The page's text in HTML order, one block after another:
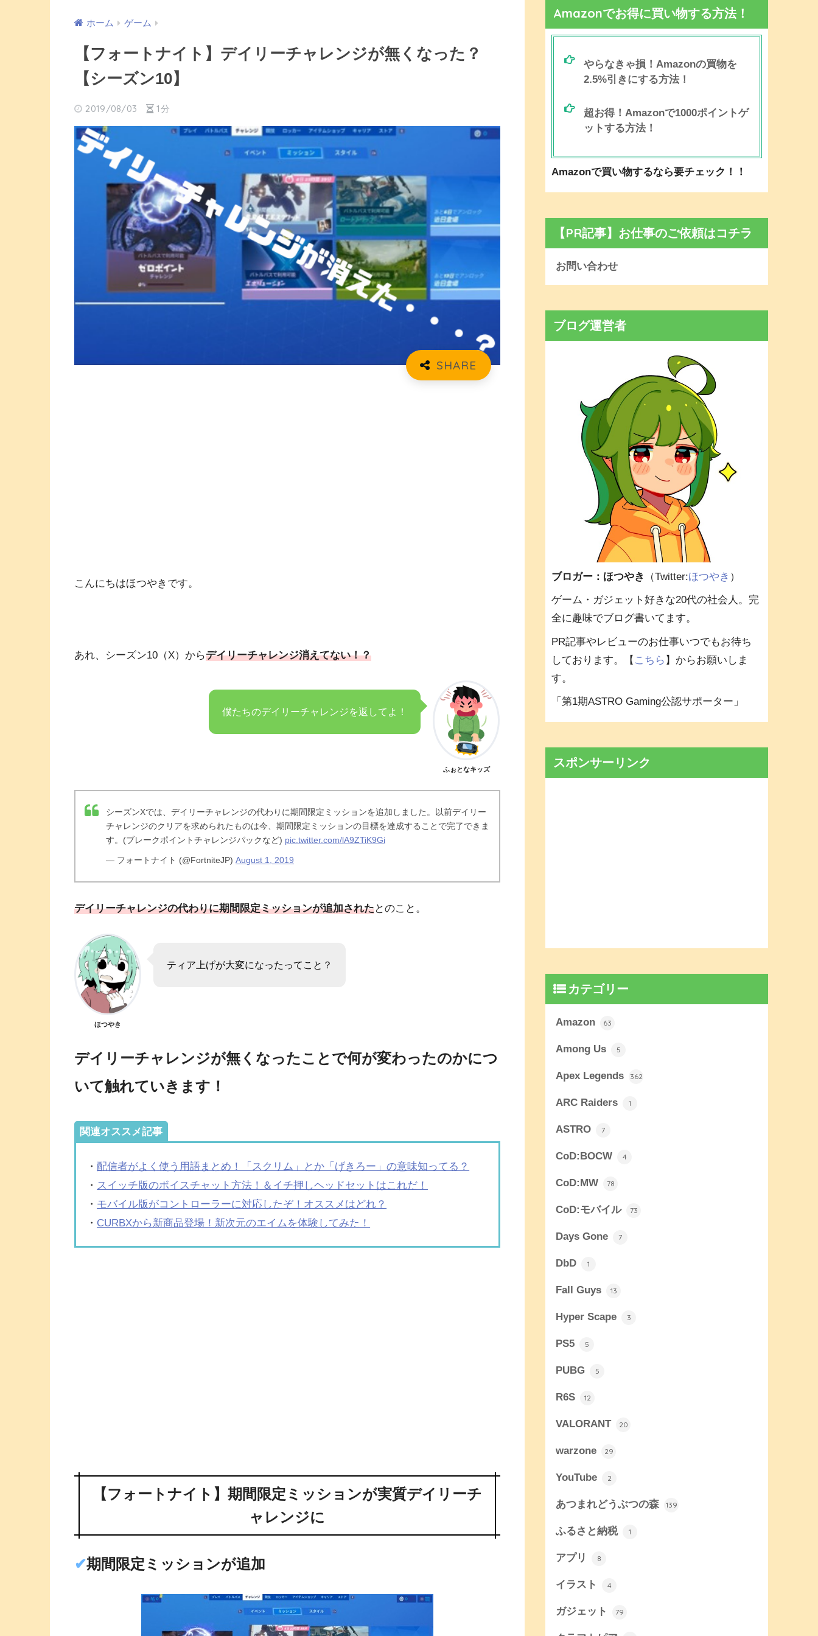
ホーム ゲーム
【フォートナイト】デイリーチャレンジが無くなった？
【シーズン10】
2019/08/03 1分
こんにちはほつやきです。
あれ、シーズン10（X）からデイリーチャレンジ消えてない！？
僕たちのデイリーチャレンジを返してよ！
ふぉとなキッズ
シーズンXでは、デイリーチャレンジの代わりに期間限定ミッションを追加しました。以前デイリー
チャレンジのクリアを求められたものは今、期間限定ミッションの目標を達成することで完了できま
す。(ブレークポイントチャレンジパックなど) pic.twitter.com/lA9ZTiK9Gi
— フォートナイト (@FortniteJP) August 1, 2019
デイリーチャレンジの代わりに期間限定ミッションが追加されたとのこと。
ほつやき
ティア上げが大変になったってこと？
デイリーチャレンジが無くなったことで何が変わったのかにつ
いて触れていきます！
関連オススメ記事
・配信者がよく使う用語まとめ！「スクリム」とか「げきろー」の意味知ってる？
・ スイッチ版のボイスチャット方法！＆イチ押しヘッドセットはこれだ！
・ モバイル版がコントローラーに対応したぞ！オススメはどれ？
・ CURBXから新商品登場！新次元のエイムを体験してみた！
【フォートナイト】期間限定ミッションが実質デイリーチ
ャレンジに
✔︎期間限定ミッションが追加
Amazonでお得に買い物する方法！
やらなきゃ損！Amazonの買物を
2.5%引きにする方法！
超お得！Amazonで1000ポイントゲ
ットする方法！
Amazonで買い物するなら要チェック！！
【PR記事】お仕事のご依頼はコチラ
お問い合わせ
ブログ運営者
ブロガー：ほつやき （Twitter:ほつやき ）
ゲーム・ガジェット好きな20代の社会人。完
全に趣味でブログ書いてます。
PR記事やレビューのお仕事いつでもお待ち
しております。【 こちら 】からお願いしま
す。
「第1期ASTRO Gaming公認サポーター」
スポンサーリンク
カテゴリー
Amazon 63
Among Us 5
Apex Legends 362
ARC Raiders 1
ASTRO 7
CoD:BOCW 4
CoD:MW 78
CoD:モバイル 73
Days Gone 7
DbD 1
Fall Guys 13
Hyper Scape 3
PS5 5
PUBG 5
R6S 12
VALORANT 20
warzone 29
YouTube 2
あつまれどうぶつの森 139
ふるさと納税 1
アプリ 8
イラスト 4
ガジェット 79